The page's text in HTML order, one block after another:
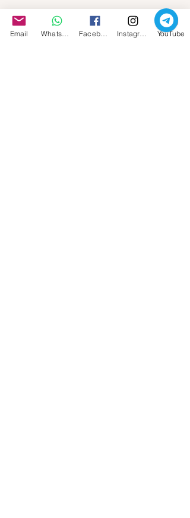
Post recenti Mostra tutti
Email YouTube